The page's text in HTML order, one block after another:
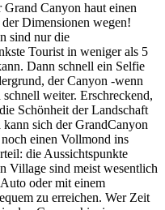
Canyon haut einen
Dimensionen wegen!
sind nur die
Tourist in weniger als 5
Dann schnell ein Selfie
der Canyon -wenn
weiter. Erschreckend,
Schönheit der Landschaft
kann sich der GrandCanyon
einen Vollmond ins
die Aussichtspunkte
Village sind meist wesentlich
oder mit einem
zu erreichen. Wer Zeit